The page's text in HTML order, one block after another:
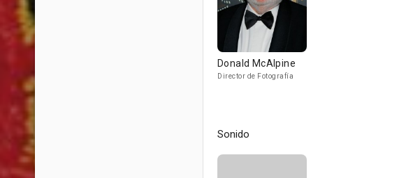
Donald McAlpine
Director de Fotografía
Sonido